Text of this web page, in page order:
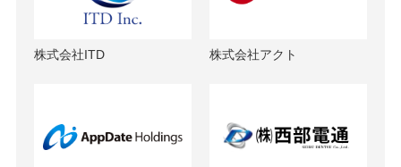
株式会社ITD 株式会社アクト